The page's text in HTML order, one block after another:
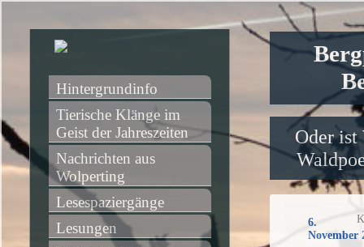
Oder ist
6.
November
Hintergrundinfo
Tierische Klänge im
Geist der Jahreszeiten
Nachrichten aus
Wolperting
Lesespaziergänge
Lesungen